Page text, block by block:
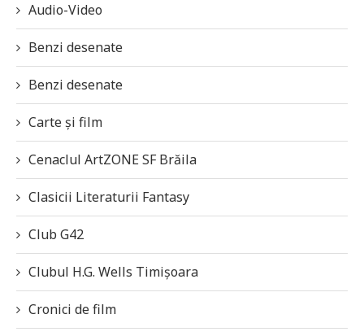
Audio-Video
Benzi desenate
Benzi desenate
Carte și film
Cenaclul ArtZONE SF Brăila
Clasicii Literaturii Fantasy
Club G42
Clubul H.G. Wells Timișoara
Cronici de film